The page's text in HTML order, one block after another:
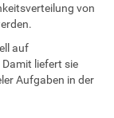
von
auf
liefert sie
Aufgaben in der